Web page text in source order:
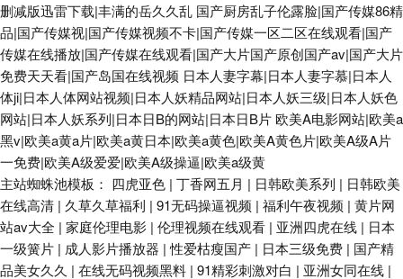
删减版迅雷下载|丰满的岳久久乱 国产厨房乱子伦露脸|国产传媒86精
品|国产传媒视|国产传媒视频不卡|国产传媒一区二区在线观看|国产
传媒在线播放|国产传媒在线观看|国产大片国产原创国产av|国产大片
免费天天看|国产岛国在线视频 日本人妻字幕|日本人妻字慕|日本人
体ji|日本人体网站视频|日本人妖精品网站|日本人妖三级|日本人妖色
网站|日本人妖系列|日本日B的网站|日本日B片 欧美A电影网站|欧美a
黑v|欧美a黄a片|欧美a黄日本|欧美a黄色|欧美A黄色片|欧美A级A片
一免费|欧美A级爱爱|欧美A级操逼|欧美a级黄
主站蜘蛛池模板： 四虎亚色 | 丁香网五月 | 日韩欧美系列 | 日韩欧美
在线高清 | 久草久草福利 | 91无码操逼视频 | 福利午夜视频 | 黄片网
站av大全 | 家庭伦理电影 | 伦理视频在线观看 | 亚洲四虎在线 | 日本
一级簧片 | 成人影片播放器 |性爱枯瘦国产 | 日本三级免费 | 国产精
品美女久久 | 在线无码视频黑料 | 91精彩刺激对白 | 亚洲女同在线 |